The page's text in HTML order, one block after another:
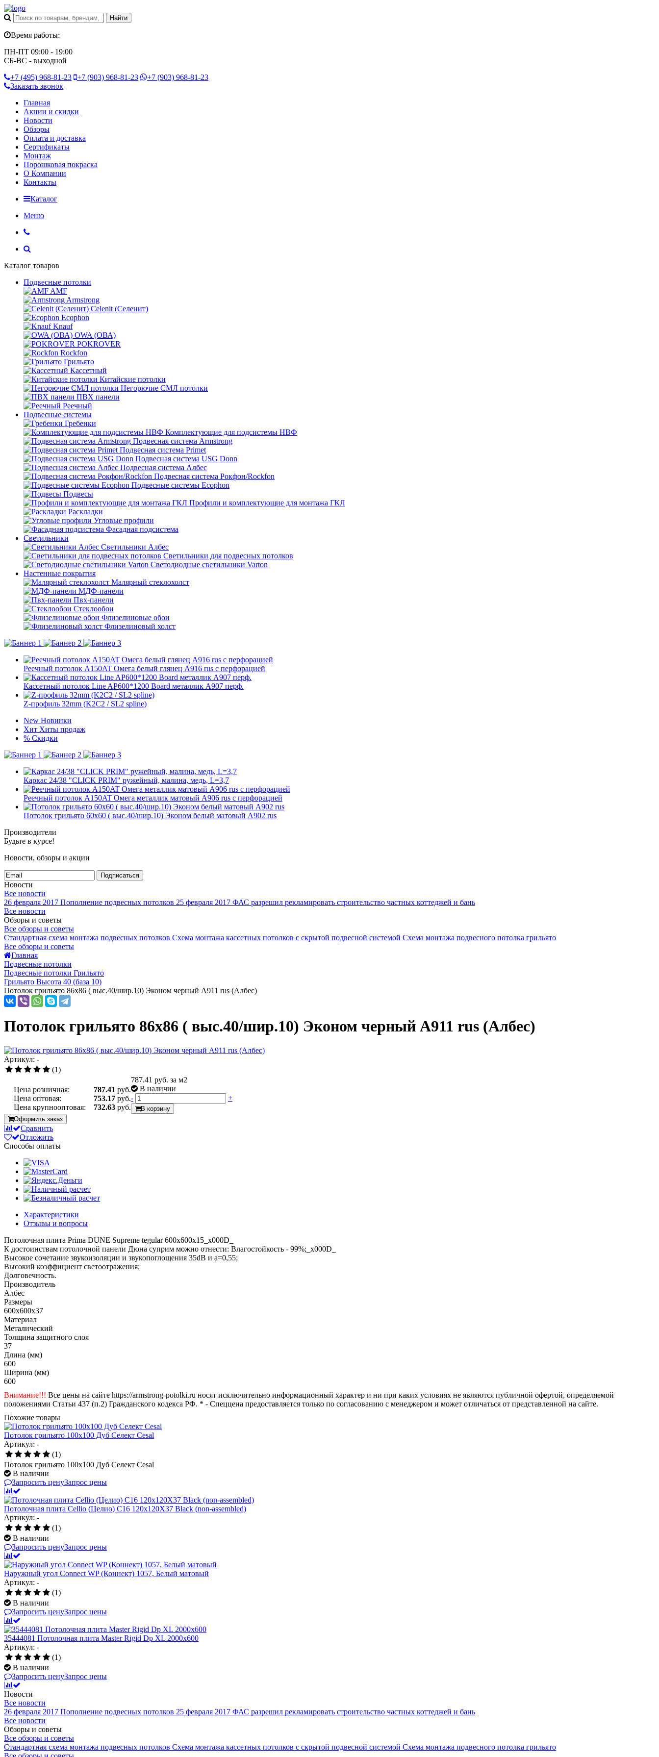
Время работы:
ПН-ПТ 09:00 - 19:00
СБ-ВС - выходной
+7 (495) 968-81-23 +7 (903) 968-81-23 +7 (903) 968-81-23
Заказать звонок
Главная
Акции и скидки
Новости
Обзоры
Оплата и доставка
Сертификаты
Монтаж
Порошковая покраска
О Компании
Контакты
Каталог
Меню
Каталог товаров
Подвесные потолки
AMF
Armstrong
Celenit (Селенит)
Ecophon
Knauf
OWA (ОВА)
POKROVER
Rockfon
Грильято
Кассетный
Китайские потолки
Негорючие СМЛ потолки
ПВХ панели
Реечный
Подвесные системы
Гребенки
Комплектующие для подсистемы НВФ
Подвесная система Armstrong
Подвесная система Primet
Подвесная система USG Donn
Подвесная система Албес
Подвесная система Рокфон/Rockfon
Подвесные системы Ecophon
Подвесы
Профили и комплектующие для монтажа ГКЛ
Раскладки
Угловые профили
Фасадная подсистема
Светильники
Светильники Албес
Светильники для подвесных потолков
Светодиодные светильники Varton
Настенные покрытия
Малярный стеклохолст
МДФ-панели
Пвх-панели
Стеклообои
Флизелиновые обои
Флизелиновый холст
Реечный потолок A150AT Омега белый глянец А916 rus с перфорацией
Кассетный потолок Line AP600*1200 Board металлик А907 перф.
Z-профиль 32mm (K2C2 / SL2 spline)
New Новинки
Хит Хиты продаж
% Скидки
Каркас 24/38 "CLICK PRIM" ружейный, малина, медь, L=3,7
Реечный потолок A150AT Омега металлик матовый А906 rus с перфорацией
Потолок грильято 60х60 ( выс.40/шир.10) Эконом белый матовый А902 rus
Производители
Будьте в курсе!
Новости, обзоры и акции
Подписаться
Новости
Все новости
26 февраля 2017 Пополнение подвесных потолков 25 февраля 2017 ФАС разрешил рекламировать строительство частных коттеджей и бань
Все новости
Обзоры и советы
Все обзоры и советы
Стандартная схема монтажа подвесных потолков Схема монтажа кассетных потолков с скрытой подвесной системой Схема монтажа подвесного потолка грильято
Все обзоры и советы
Главная
Подвесные потолки
Подвесные потолки Грильято
Грильято Высота 40 (база 10)
Потолок грильято 86х86 ( выс.40/шир.10) Эконом черный А911 rus (Албес)
Потолок грильято 86х86 ( выс.40/шир.10) Эконом черный А911 rus (Албес)
Артикул: -
(1)
Цена розничная: 787.41 руб.
Цена оптовая:
753.17 руб.
Цена крупнооптовая:
732.63 руб.
787.41 руб. за м2
В наличии
-
+
В корзину
Оформить заказ
Сравнить
Отложить
Способы оплаты
Характеристики
Отзывы и вопросы
Потолочная плита Prima DUNE Supreme tegular 600x600x15_x000D_
К достоинствам потолочной панели Дюна суприм можно отнести: Влагостойкость - 99%;_x000D_
Высокое сочетание звукоизоляции и звукопоглощения 35dB и a=0,55;
Высокий коэффициент светоотражения;
Долговечность.
Производитель
Албес
Размеры
600x600x37
Материал
Металический
Толщина защитного слоя
37
Длина (мм)
600
Ширина (мм)
600
Внимание!!! Все цены на сайте https://armstrong-potolki.ru носят исключительно информационный характер и ни при каких условиях не являются публичной офертой, определяемой
положениями Статьи 437 (п.2) Гражданского кодекса РФ. * - Спеццена предоставляется только по согласованию с менеджером и может отличаться от представленной на сайте.
Похожие товары
Потолок грильято 100x100 Дуб Селект Cesal
Артикул: -
(1)
Потолок грильято 100x100 Дуб Селект Cesal
В наличии
Запросить ценуЗапрос цены
Потолочная плита Cellio (Целио) C16 120x120X37 Black (non-assembled)
Артикул: -
(1)
В наличии
Запросить ценуЗапрос цены
Наружный угол Connect WP (Коннект) 1057, Белый матовый
Артикул: -
(1)
В наличии
Запросить ценуЗапрос цены
35444081 Потолочная плита Master Rigid Dp XL 2000x600
Артикул: -
(1)
В наличии
Запросить ценуЗапрос цены
Новости
Все новости
26 февраля 2017 Пополнение подвесных потолков 25 февраля 2017 ФАС разрешил рекламировать строительство частных коттеджей и бань
Все новости
Обзоры и советы
Все обзоры и советы
Стандартная схема монтажа подвесных потолков Схема монтажа кассетных потолков с скрытой подвесной системой Схема монтажа подвесного потолка грильято